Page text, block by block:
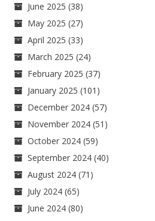
June 2025 (38)
May 2025 (27)
April 2025 (33)
March 2025 (24)
February 2025 (37)
January 2025 (101)
December 2024 (57)
November 2024 (51)
October 2024 (59)
September 2024 (40)
August 2024 (71)
July 2024 (65)
June 2024 (80)